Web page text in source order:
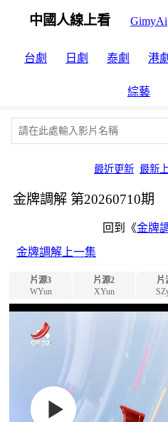
中國人線上看 GimyAi
台劇 日劇 泰劇 港劇
綜藝
最近更新 最新
金牌調解 第20260710期
回到《金牌
金牌調解上一集
片源3
WYun
片源2
XYun
片